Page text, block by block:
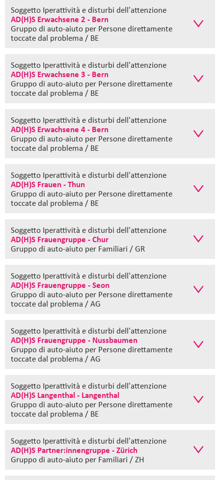
Soggetto Iperattività e disturbi dell'attenzione
AD(H)S Erwachsene 2 - Bern
Gruppo di auto-aiuto per Persone direttamente
toccate dal problema / BE
Soggetto Iperattività e disturbi dell'attenzione
AD(H)S Erwachsene 3 - Bern
Gruppo di auto-aiuto per Persone direttamente
toccate dal problema / BE
Soggetto Iperattività e disturbi dell'attenzione
AD(H)S Erwachsene 4 - Bern
Gruppo di auto-aiuto per Persone direttamente
toccate dal problema / BE
Soggetto Iperattività e disturbi dell'attenzione
AD(H)S Frauen - Thun
Gruppo di auto-aiuto per Persone direttamente
toccate dal problema / BE
Soggetto Iperattività e disturbi dell'attenzione
AD(H)S Frauengruppe - Chur
Gruppo di auto-aiuto per Familiari / GR
Soggetto Iperattività e disturbi dell'attenzione
AD(H)S Frauengruppe - Seon
Gruppo di auto-aiuto per Persone direttamente
toccate dal problema / AG
Soggetto Iperattività e disturbi dell'attenzione
AD(H)S Frauengruppe - Nussbaumen
Gruppo di auto-aiuto per Persone direttamente
toccate dal problema / AG
Soggetto Iperattività e disturbi dell'attenzione
AD(H)S Langenthal - Langenthal
Gruppo di auto-aiuto per Persone direttamente
toccate dal problema / BE
Soggetto Iperattività e disturbi dell'attenzione
AD(H)S Partner:innengruppe - Zürich
Gruppo di auto-aiuto per Familiari / ZH